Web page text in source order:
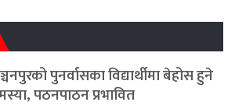
पुनर्वासका विद्यार्थीमा बेहोस हुने
पठनपाठन प्रभावित